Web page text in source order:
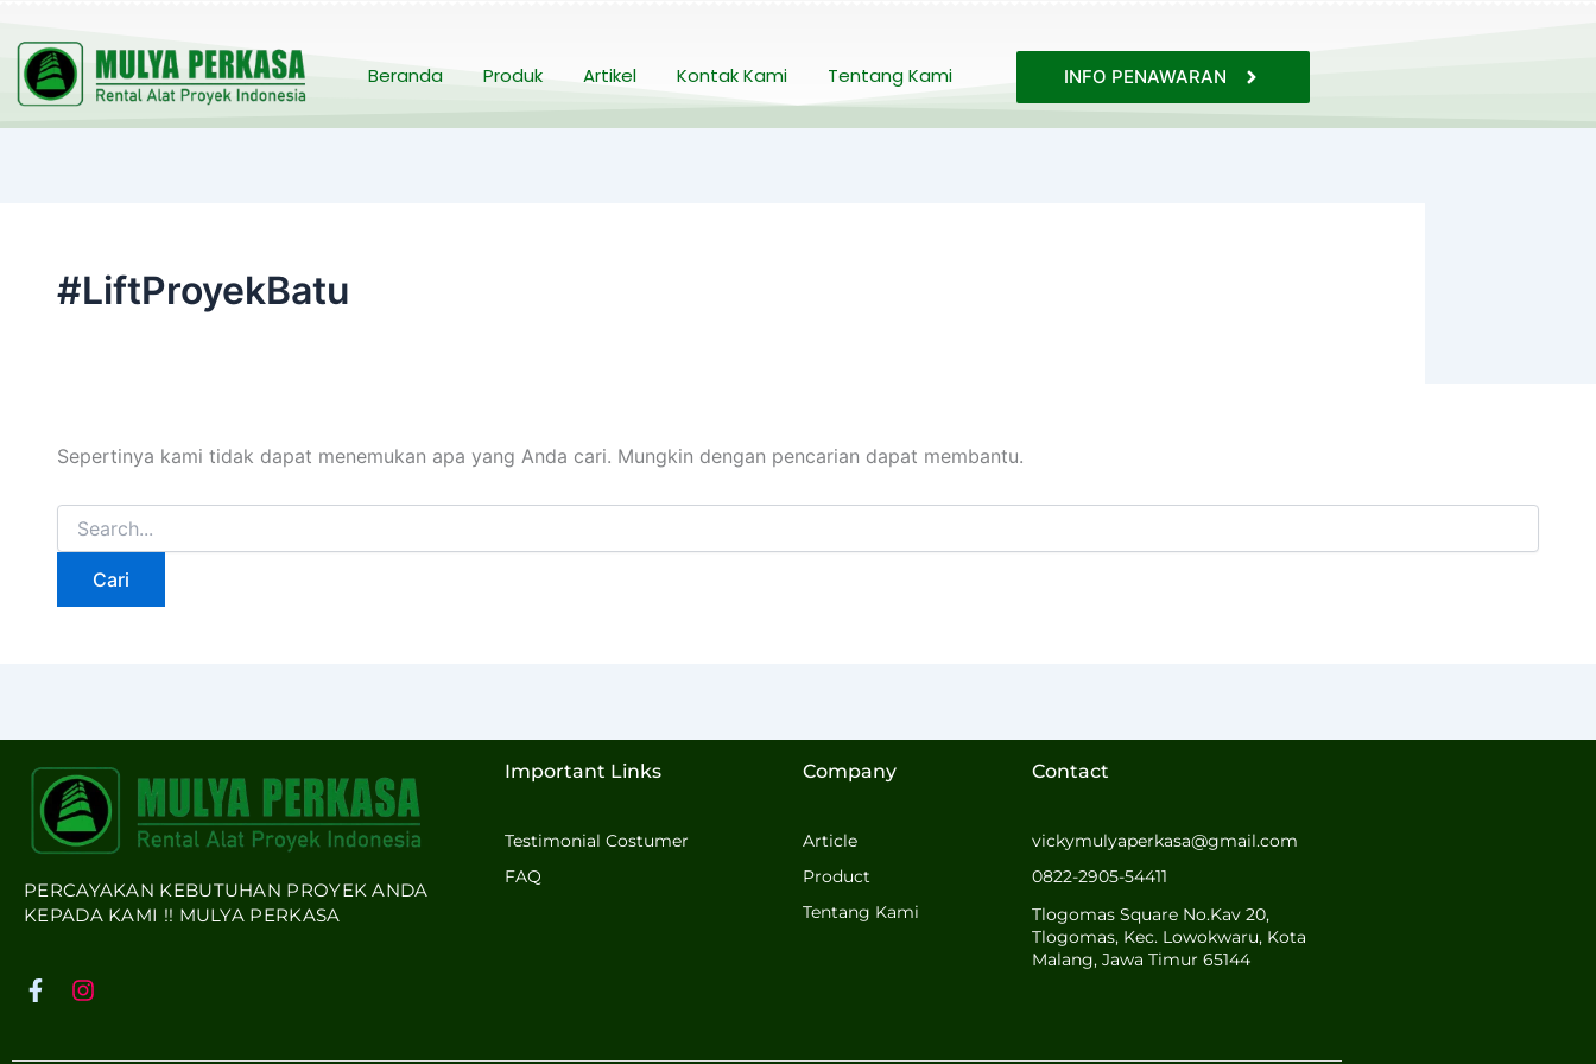
Beranda Produk Artikel Kontak Kami Tentang Kami INFO PENAWARAN
#LiftProyekBatu
Sepertinya kami tidak dapat menemukan apa yang Anda cari. Mungkin dengan pencarian dapat membantu.
PERCAYAKAN KEBUTUHAN PROYEK ANDA
KEPADA KAMI !! MULYA PERKASA
F
I
Important Links
Testimonial Costumer
FAQ
Company
Article
Product
Tentang Kami
Contact
vickymulyaperkasa@gmail.com
0822-2905-54411
Tlogomas Square No.Kav 20,
Tlogomas, Kec. Lowokwaru, Kota
Malang, Jawa Timur 65144